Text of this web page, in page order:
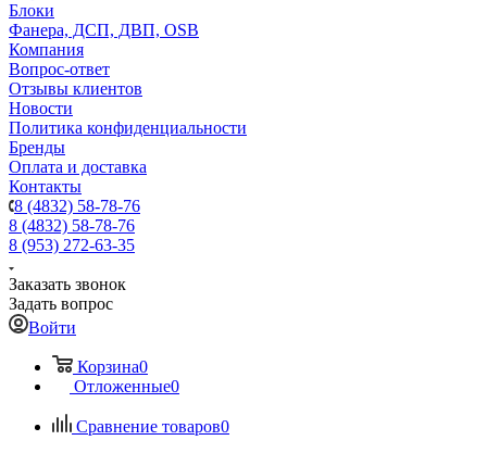
Блоки
Фанера, ДСП, ДВП, OSB
Компания
Вопрос-ответ
Отзывы клиентов
Новости
Политика конфиденциальности
Бренды
Оплата и доставка
Контакты
8 (4832) 58-78-76
8 (4832) 58-78-76
8 (953) 272-63-35
Заказать звонок
Задать вопрос
Войти
Корзина0
Отложенные0
Сравнение товаров0